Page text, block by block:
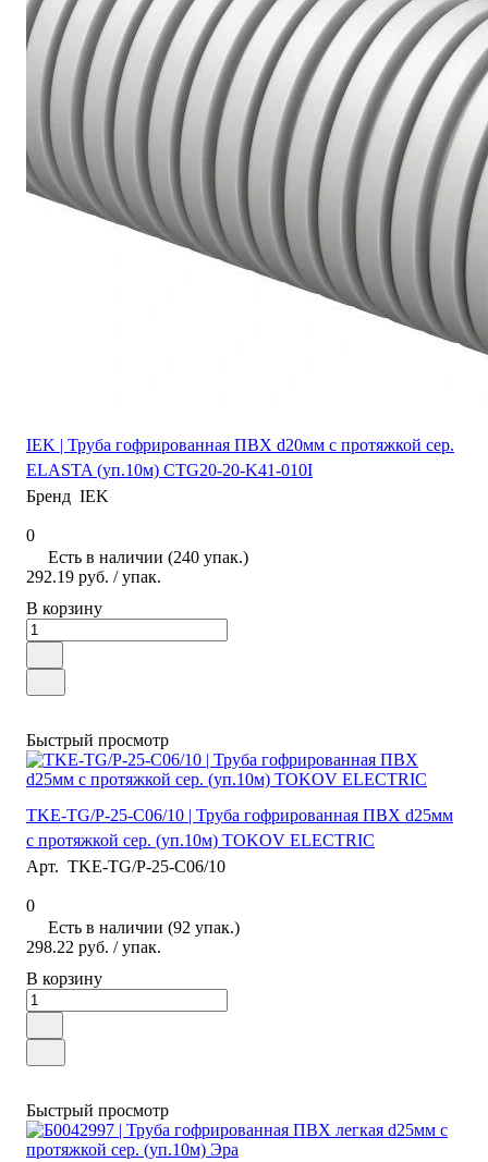
IEK | Труба гофрированная ПВХ d20мм с протяжкой сер.
ELASTA (уп.10м) CTG20-20-K41-010I
Бренд IEK
0
Есть в наличии (240 упак.)
292.19 руб. / упак.
В корзину
Быстрый просмотр
TKE-TG/P-25-C06/10 | Труба гофрированная ПВХ d25мм
с протяжкой сер. (уп.10м) TOKOV ELECTRIC
Арт. TKE-TG/P-25-C06/10
0
Есть в наличии (92 упак.)
298.22 руб. / упак.
В корзину
Быстрый просмотр